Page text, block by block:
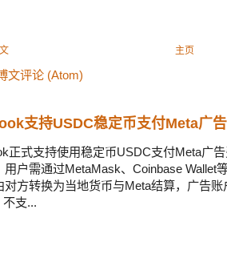
主页
文评论 (Atom)
支持USDC稳定币支付Meta广
正式支持使用稳定币USDC支付Meta广
用户需通过MetaMask、Coinbase Wallet
对方转换为当地货币与Meta结算，广告
支...